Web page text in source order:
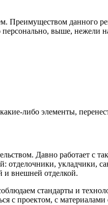
данного
выше,
либо элементы,
Давно работает с
отделочники, укладчики,
и внешней отделкой.
стандарты и
с проектом, с